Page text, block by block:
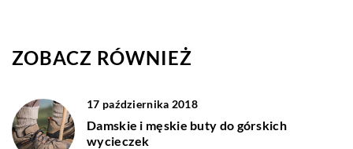
ZOBACZ RÓWNIEŻ
17 października 2018
Damskie i męskie buty do górskich
wycieczek